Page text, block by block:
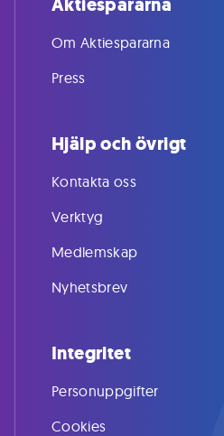
Aktiespararna
Om Aktiespararna
Press
Hjälp och övrigt
Kontakta oss
Verktyg
Medlemskap
Nyhetsbrev
Integritet
Personuppgifter
Cookies